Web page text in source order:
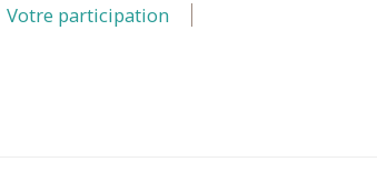
Votre participation